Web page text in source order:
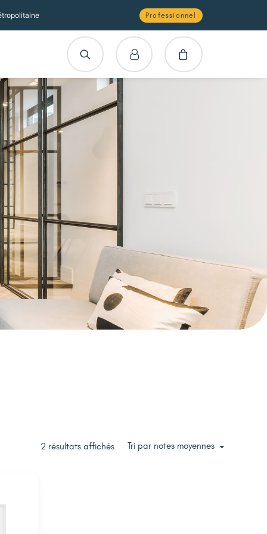
Professionnel
Tri par notes moyennes
2 résultats affichés